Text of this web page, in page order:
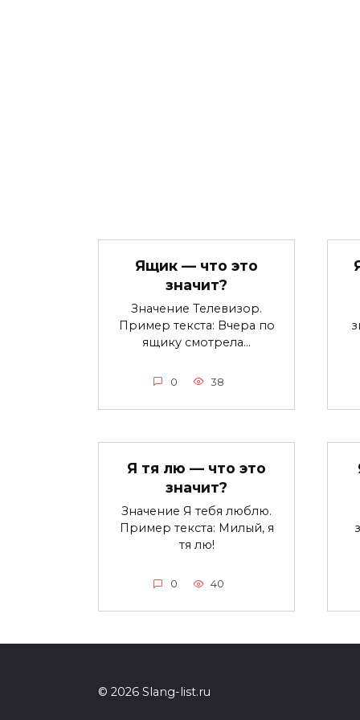
Ящик — что это
значит?
Значение Телевизор.
Пример текста: Вчера по
ящику смотрела…
0 38
Я тя лю — что это
значит?
Значение Я тебя люблю.
Пример текста: Милый, я
тя лю!
0 40
© 2026 Slang-list.ru